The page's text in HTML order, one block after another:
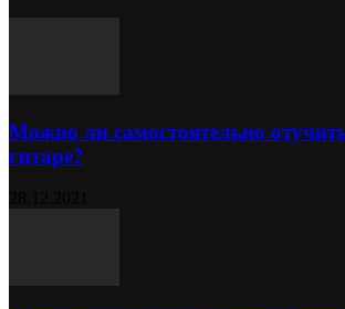
Можно ли самостоятельно
гитаре?